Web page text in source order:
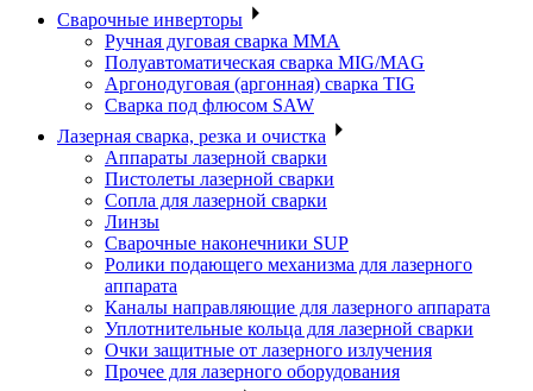
Сварочные инверторы
Ручная дуговая сварка MMA
Полуавтоматическая сварка MIG/MAG
Аргонодуговая (аргонная) сварка TIG
Сварка под флюсом SAW
Лазерная сварка, резка и очистка
Аппараты лазерной сварки
Пистолеты лазерной сварки
Сопла для лазерной сварки
Линзы
Сварочные наконечники SUP
Ролики подающего механизма для лазерного
аппарата
Каналы направляющие для лазерного аппарата
Уплотнительные кольца для лазерной сварки
Очки защитные от лазерного излучения
Прочее для лазерного оборудования